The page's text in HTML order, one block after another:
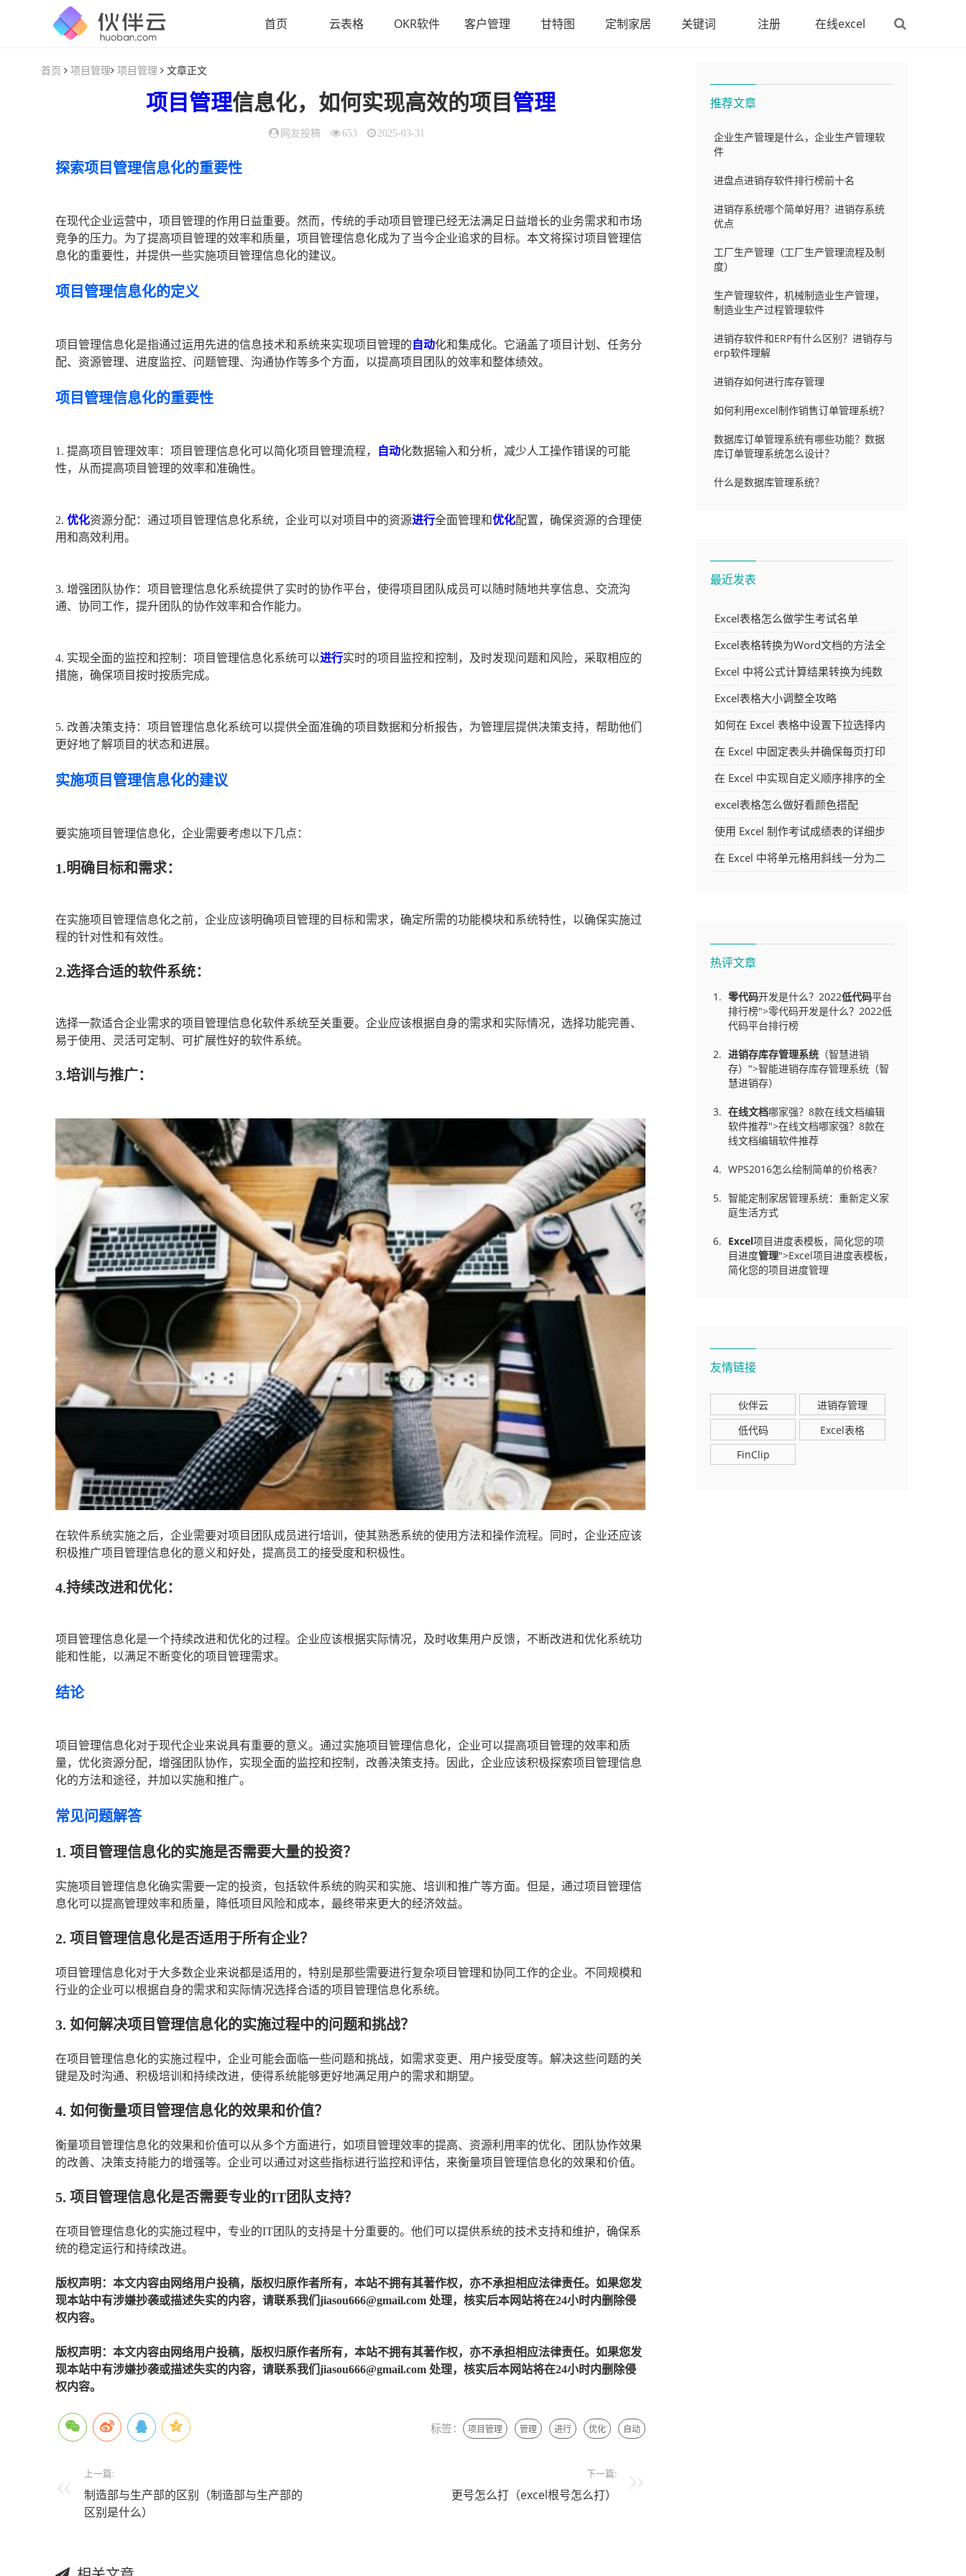
首页 云表格 OKR软件 客户管理 甘特图 定制家居 关键词 注册 在线excel
首页 项目管理 项目管理 文章正文
项目管理信息化，如何实现高效的项目 管理
网友投稿 653 2025-03-31
探索项目管理信息化的重要性
在现代企业运营中，项目管理的作用日益重要。然而，传统的手动项目管理已经无法满足日益增长的业务需求和市场
竞争的压力。为了提高项目管理的效率和质量，项目管理信息化成为了当今企业追求的目标。本文将探讨项目管理信
息化的重要性，并提供一些实施项目管理信息化的建议。
项目管理信息化的定义
项目管理信息化是指通过运用先进的信息技术和系统来实现项目管理的 自动化和集成化。它涵盖了项目计划、任务分
配、资源管理、进度监控、问题管理、沟通协作等多个方面，以提高项目团队的效率和整体绩效。
项目管理信息化的重要性
1. 提高项目管理效率：项目管理信息化可以简化项目管理流程， 自动化数据输入和分析，减少人工操作错误的可能
性，从而提高项目管理的效率和准确性。
2. 优化资源分配：通过项目管理信息化系统，企业可以对项目中的资源进行全面管理和优化配置，确保资源的合理使
用和高效利用。
3. 增强团队协作：项目管理信息化系统提供了实时的协作平台，使得项目团队成员可以随时随地共享信息、交流沟
通、协同工作，提升团队的协作效率和合作能力。
4. 实现全面的监控和控制：项目管理信息化系统可以进行实时的项目监控和控制，及时发现问题和风险，采取相应的
措施，确保项目按时按质完成。
5. 改善决策支持：项目管理信息化系统可以提供全面准确的项目数据和分析报告，为管理层提供决策支持，帮助他们
更好地了解项目的状态和进展。
实施项目管理信息化的建议
要实施项目管理信息化，企业需要考虑以下几点：
1.明确目标和需求：
在实施项目管理信息化之前，企业应该明确项目管理的目标和需求，确定所需的功能模块和系统特性，以确保实施过
程的针对性和有效性。
2.选择合适的软件系统：
选择一款适合企业需求的项目管理信息化软件系统至关重要。企业应该根据自身的需求和实际情况，选择功能完善、
易于使用、灵活可定制、可扩展性好的软件系统。
3.培训与推广：
在软件系统实施之后，企业需要对项目团队成员进行培训，使其熟悉系统的使用方法和操作流程。同时，企业还应该
积极推广项目管理信息化的意义和好处，提高员工的接受度和积极性。
4.持续改进和优化：
项目管理信息化是一个持续改进和优化的过程。企业应该根据实际情况，及时收集用户反馈，不断改进和优化系统功
能和性能，以满足不断变化的项目管理需求。
结论
项目管理信息化对于现代企业来说具有重要的意义。通过实施项目管理信息化，企业可以提高项目管理的效率和质
量，优化资源分配，增强团队协作，实现全面的监控和控制，改善决策支持。因此，企业应该积极探索项目管理信息
化的方法和途径，并加以实施和推广。
常见问题解答
1. 项目管理信息化的实施是否需要大量的投资？
实施项目管理信息化确实需要一定的投资，包括软件系统的购买和实施、培训和推广等方面。但是，通过项目管理信
息化可以提高管理效率和质量，降低项目风险和成本，最终带来更大的经济效益。
2. 项目管理信息化是否适用于所有企业？
项目管理信息化对于大多数企业来说都是适用的，特别是那些需要进行复杂项目管理和协同工作的企业。不同规模和
行业的企业可以根据自身的需求和实际情况选择合适的项目管理信息化系统。
3. 如何解决项目管理信息化的实施过程中的问题和挑战？
在项目管理信息化的实施过程中，企业可能会面临一些问题和挑战，如需求变更、用户接受度等。解决这些问题的关
键是及时沟通、积极培训和持续改进，使得系统能够更好地满足用户的需求和期望。
4. 如何衡量项目管理信息化的效果和价值？
衡量项目管理信息化的效果和价值可以从多个方面进行，如项目管理效率的提高、资源利用率的优化、团队协作效果
的改善、决策支持能力的增强等。企业可以通过对这些指标进行监控和评估，来衡量项目管理信息化的效果和价值。
5. 项目管理信息化是否需要专业的IT团队支持？
在项目管理信息化的实施过程中，专业的IT团队的支持是十分重要的。他们可以提供系统的技术支持和维护，确保系
统的稳定运行和持续改进。
版权声明：本文内容由网络用户投稿，版权归原作者所有，本站不拥有其著作权，亦不承担相应法律责任。如果您发
现本站中有涉嫌抄袭或描述失实的内容，请联系我们jiasou666@gmail.com 处理，核实后本网站将在24小时内删除侵
权内容。
版权声明：本文内容由网络用户投稿，版权归原作者所有，本站不拥有其著作权，亦不承担相应法律责任。如果您发
现本站中有涉嫌抄袭或描述失实的内容，请联系我们jiasou666@gmail.com 处理，核实后本网站将在24小时内删除侵
权内容。
标签： 项目管理 管理 进行 优化 自动
上一篇:
制造部与生产部的区别（制造部与生产部的
区别是什么）
下一篇:
更号怎么打（excel根号怎么打）
推荐文章
企业生产管理是什么，企业生产管理软
件
进盘点进销存软件排行榜前十名
进销存系统哪个简单好用？进销存系统
优点
工厂生产管理（工厂生产管理流程及制
度）
生产管理软件，机械制造业生产管理，
制造业生产过程管理软件
进销存软件和ERP有什么区别？进销存与
erp软件理解
进销存如何进行库存管理
如何利用excel制作销售订单管理系统？
数据库订单管理系统有哪些功能？数据
库订单管理系统怎么设计？
什么是数据库管理系统？
最近发表
Excel表格怎么做学生考试名单
Excel表格转换为Word文档的方法全
解析
Excel 中将公式计算结果转换为纯数
字的多种方法
Excel表格大小调整全攻略
如何在 Excel 表格中设置下拉选择内
容
在 Excel 中固定表头并确保每页打印
时都显示表头的方法详解
在 Excel 中实现自定义顺序排序的全
面指南
excel表格怎么做好看颜色搭配
使用 Excel 制作考试成绩表的详细步
骤及技巧
在 Excel 中将单元格用斜线一分为二
热评文章
零代码开发是什么？2022低代码平台
排行榜">零代码开发是什么？2022低
代码平台排行榜
进销存库存管理系统 （智慧进销
存）">智能进销存库存管理系统（智
慧进销存）
在线文档哪家强？8款在线文档编辑
软件推荐">在线文档哪家强？8款在
线文档编辑软件推荐
WPS2016怎么绘制简单的价格表?
智能定制家居管理系统：重新定义家
庭生活方式
Excel项目进度表模板，简化您的项
目进度管理">Excel项目进度表模板，
简化您的项目进度管理
友情链接
伙伴云
进销存管理
低代码
Excel表格
FinClip